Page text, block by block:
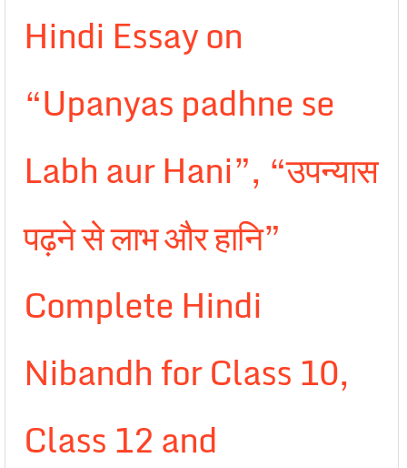
Hindi Essay on
“Upanyas padhne se
Labh aur Hani”, “उपन्यास
पढ़ने से लाभ और हानि”
Complete Hindi
Nibandh for Class 10,
Class 12 and